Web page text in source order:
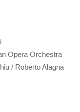
Opera Orchestra
/ Roberto Alagna